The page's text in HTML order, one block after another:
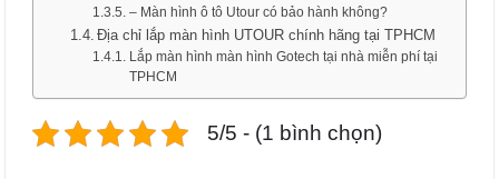
– Màn hình ô tô Utour có bảo hành không?
Địa chỉ lắp màn hình UTOUR chính hãng tại TPHCM
Lắp màn hình màn hình Gotech tại nhà miễn phí tại
TPHCM
5/5 - (1 bình chọn)